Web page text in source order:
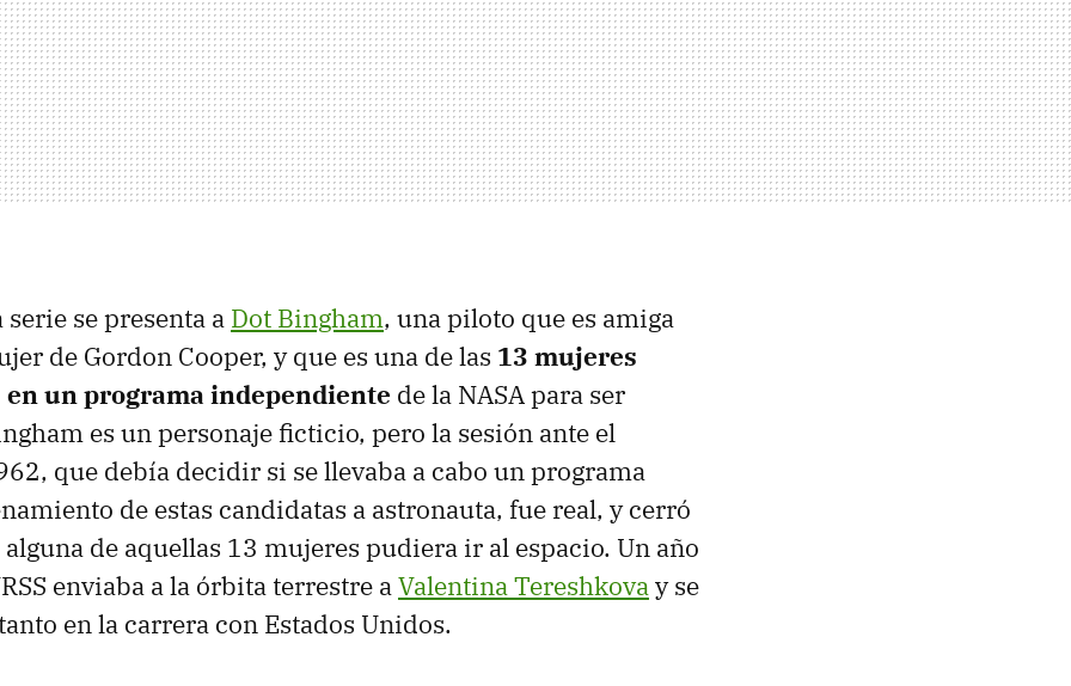
serie se presenta a Dot Bingham, una piloto que es amiga
de Gordon Cooper, y que es una de las 13 mujeres
en un programa independiente de la NASA para ser
es un personaje ficticio, pero la sesión ante el
que debía decidir si se llevaba a cabo un programa
de estas candidatas a astronauta, fue real, y cerró
de aquellas 13 mujeres pudiera ir al espacio. Un año
enviaba a la órbita terrestre aValentina Tereshkovay se
en la carrera con Estados Unidos.